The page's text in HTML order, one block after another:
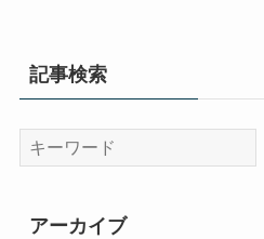
記事検索
アーカイブ